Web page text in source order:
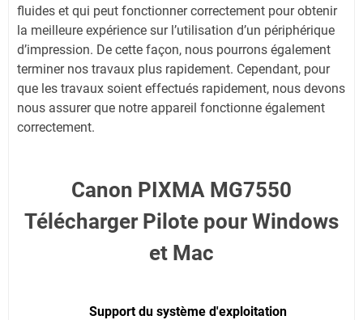
fluides et qui peut fonctionner correctement pour obtenir
la meilleure expérience sur l’utilisation d’un périphérique
d’impression. De cette façon, nous pourrons également
terminer nos travaux plus rapidement. Cependant, pour
que les travaux soient effectués rapidement, nous devons
nous assurer que notre appareil fonctionne également
correctement.
Canon PIXMA MG7550
Télécharger Pilote pour Windows
et Mac
Support du système d'exploitation